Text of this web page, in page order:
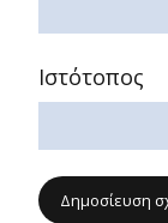
Ιστότοπος